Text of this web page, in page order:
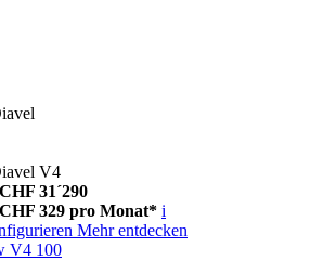
V4
31´290
329 pro Monat* i
Mehr entdecken
V4 100